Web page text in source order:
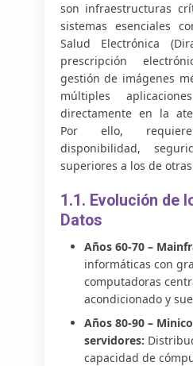
son infraestructuras
sistemas esenciales
Salud Electrónica
prescripción
gestión de imágenes
múltiples
directamente en la
Por ello,
disponibilidad,
superiores a los de
1.1. Evolución de
Datos
Años 60-70 –
informáticas con
computadoras
acondicionado y
Años 80-90 –
servidores:
capacidad de